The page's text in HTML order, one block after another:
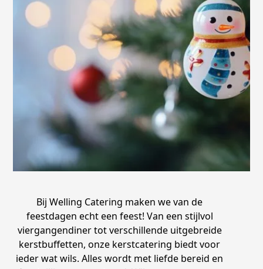
Bij Welling Catering maken we van de
feestdagen echt een feest! Van een stijlvol
viergangendiner tot verschillende uitgebreide
kerstbuffetten, onze kerstcatering biedt voor
ieder wat wils. Alles wordt met liefde bereid en